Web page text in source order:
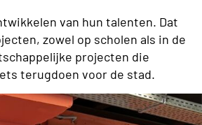
van hun talenten. Dat
zowel op scholen als in de
projecten die
terugdoen voor de stad.